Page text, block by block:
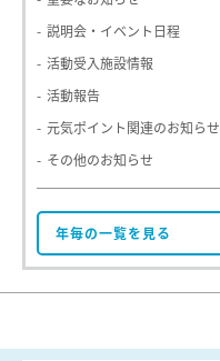
説明会・イベント日程
活動受入施設情報
活動報告
元気ポイント関連のお知らせ
その他のお知らせ